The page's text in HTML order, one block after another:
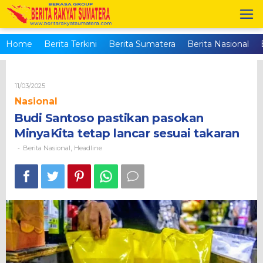
Skip
to
content
Home
Berita Terkini Berita Sumatera Berita Nasional
11/03/2025Oleh
Nasional
Budi Santoso pastikan pasokan
MinyaKita tetap lancar sesuai takaran
- Berita Nasional Headline